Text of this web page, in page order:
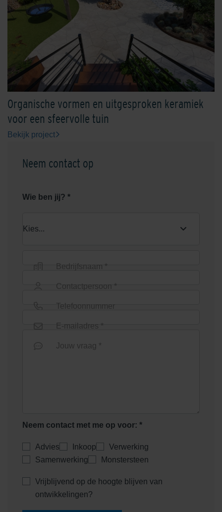
Organische vormen en uitgesproken keramiek
voor een sfeervolle tuin
Bekijk project
Neem contact op
Wie ben jij? *
Bedrijfsnaam *
Contactpersoon *
Telefoonnummer
E-mailadres *
Jouw vraag *
Neem contact met me op voor: *
Advies Inkoop
Verwerking
Samenwerking
Monstersteen
Vrijblijvend op de hoogte blijven van
ontwikkelingen?